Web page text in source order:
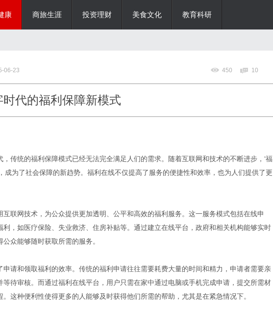
康 商旅生涯 投资理财 美食文化 教育科研
06-23 450 10
代的福利保障新模式
传统的福利保障模式已经无法完全满足人们的需求。随着互联网和技术的不断进步，‘福
成为了社会保障的新趋势。福利在线不仅提高了服务的便捷性和效率，也为人们提供了更
互联网技术，为公众提供更加透明、公平和高效的福利服务。这一服务模式包括在线申
利，如医疗保险、失业救济、住房补贴等。通过建立在线平台，政府和相关机构能够实时
众能够随时获取所需的服务。
申请和领取福利的效率。传统的福利申请往往需要耗费大量的时间和精力，申请者需要亲
等待审核。而通过福利在线平台，用户只需在家中通过电脑或手机完成申请，提交所需材
这种便利性使得更多的人能够及时获得他们所需的帮助，尤其是在紧急情况下。